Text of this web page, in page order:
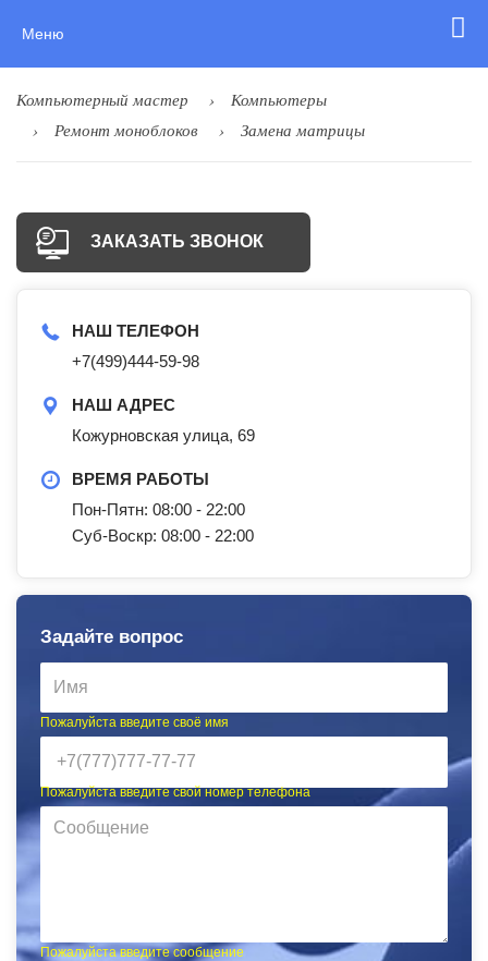
Меню
Компьютерный мастер
Компьютеры
Ремонт моноблоков
Замена матрицы
ЗАКАЗАТЬ ЗВОНОК
НАШ ТЕЛЕФОН
+7(499)444-59-98
НАШ АДРЕС
Кожурновская улица, 69
ВРЕМЯ РАБОТЫ
Пон-Пятн: 08:00 - 22:00
Суб-Воскр: 08:00 - 22:00
Задайте вопрос
Пожалуйста введите своё имя
Пожалуйста введите свой номер телефона
Пожалуйста введите сообщение